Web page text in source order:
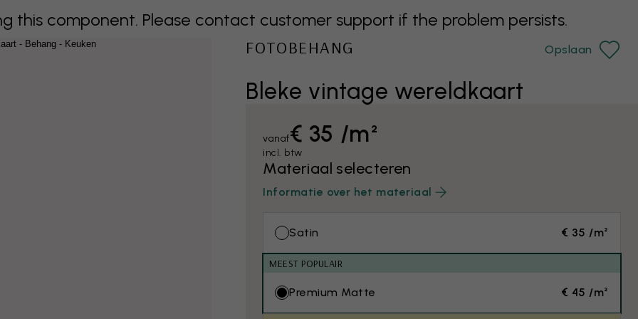
this component. Please contact customer support if the problem persists.
Bleke vintage wereldkaart
FOTOBEHANG Opslaan
vanaf€ 35 /m²
incl. btw
Materiaal selecteren
Informatie over het materiaal
Satin € 35 /m²
MEEST POPULAIR
Premium Matte € 45 /m²